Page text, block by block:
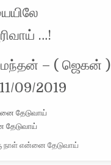
…!
– ( ஜெகன் )
09/2019
தேடுவாய்
நாள் என்னை தேடுவாய்